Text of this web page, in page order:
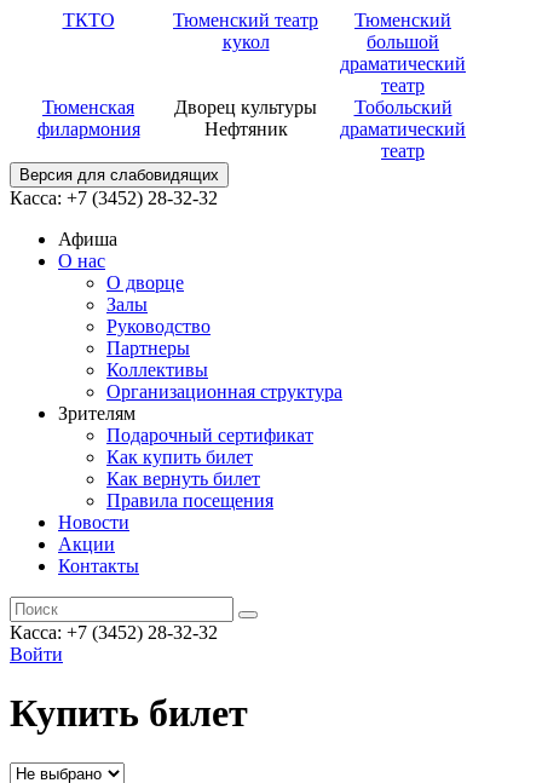
ТКТО
Тюменский театр
кукол
Тюменский
большой
драматический
театр
Тюменская
филармония
Дворец культуры
Нефтяник
Тобольский
драматический
театр
Версия для слабовидящих
Касса: +7 (3452) 28-32-32
Афиша
О нас
О дворце
Залы
Руководство
Партнеры
Коллективы
Организационная структура
Зрителям
Подарочный сертификат
Как купить билет
Как вернуть билет
Правила посещения
Новости
Акции
Контакты
Касса: +7 (3452) 28-32-32
Войти
Купить билет